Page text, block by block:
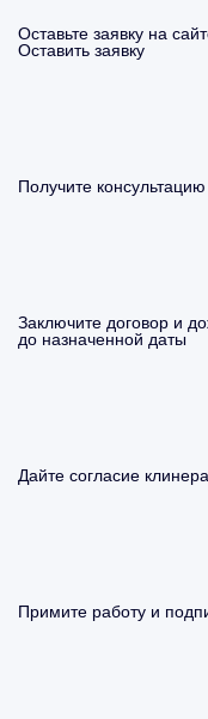
Оставьте заявку на
Оставить заявку
Получите
Заключите договор и
до назначенной даты
Дайте согласие
Примите работу и